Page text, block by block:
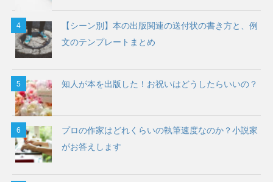
【シーン別】本の出版関連の送付状の書き方と、例
文のテンプレートまとめ
知人が本を出版した！お祝いはどうしたらいいの？
プロの作家はどれくらいの執筆速度なのか？小説家
がお答えします